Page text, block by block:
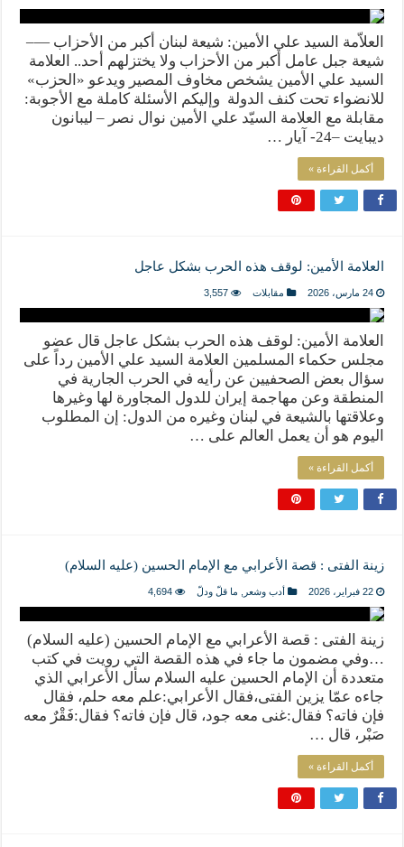
العلاّمة السيد علي الأمين: شيعة لبنان أكبر من الأحزاب —–
شيعة جبل عامل أكبر من الأحزاب ولا يختزلهم أحد.. العلامة
السيد علي الأمين يشخص مخاوف المصير ويدعو «الحزب»
للانضواء تحت كنف الدولة وإليكم الأسئلة كاملة مع الأجوبة:
مقابلة مع العلامة السيّد علي الأمين نوال نصر – ليبانون
ديبايت –24- آيار …
أكمل القراءة »
العلامة الأمين: لوقف هذه الحرب بشكل عاجل
24 مارس، 2026 مقابلات 3,557
العلامة الأمين: لوقف هذه الحرب بشكل عاجل قال عضو
مجلس حكماء المسلمين العلامة السيد علي الأمين رداً على
سؤال بعض الصحفيين عن رأيه في الحرب الجارية في
المنطقة وعن مهاجمة إيران للدول المجاورة لها وغيرها
وعلاقتها بالشيعة في لبنان وغيره من الدول: إن المطلوب
اليوم هو أن يعمل العالم على …
أكمل القراءة »
زينة الفتى : قصة الأعرابي مع الإمام الحسين (عليه السلام)
22 فبراير، 2026 أدب وشعر ما قلّ ودلّ 4,694
زينة الفتى : قصة الأعرابي مع الإمام الحسين (عليه السلام)
…وفي مضمون ما جاء في هذه القصة التي رويت في كتب
متعددة أن الإمام الحسين عليه السلام سأل الأعرابي الذي
جاءه عمّا يزين الفتى،فقال الأعرابي:علم معه حلم، فقال
فإن فاته؟ فقال:غنى معه جود، قال فإن فاته؟ فقال:فَقْرٌ معه
صَبْر، قال …
أكمل القراءة »